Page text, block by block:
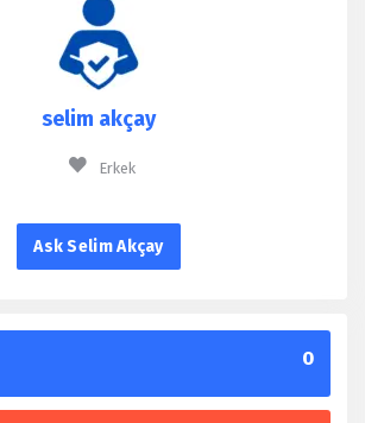
selim akçay
Erkek
Ask Selim Akçay
0